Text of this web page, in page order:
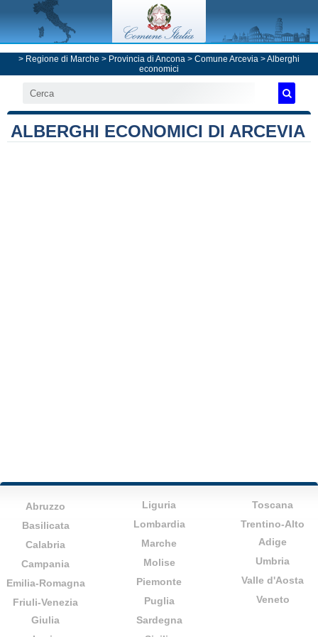
> Regione di Marche > Provincia di Ancona > Comune Arcevia > Alberghi
economici
ALBERGHI ECONOMICI DI ARCEVIA
Abruzzo
Basilicata
Calabria
Campania
Emilia-Romagna
Friuli-Venezia
Giulia
Liguria
Lombardia
Marche
Molise
Piemonte
Puglia
Sardegna
Toscana
Trentino-Alto
Adige
Umbria
Valle d'Aosta
Veneto